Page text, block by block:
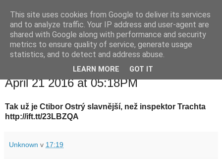
waldhans.cz
Kavárenský outdoor a alkoholizmus
April 21 2016 at 05:18PM
Tak už je Ctibor Ostrý slavnější, než inspektor Trachta
http://ift.tt/23LBZQA
Unknown v 17:19
This site uses cookies from Google to deliver its services
and to analyze traffic. Your IP address and user-agent are
shared with Google along with performance and security
metrics to ensure quality of service, generate usage
statistics, and to detect and address abuse.
LEARN MORE GOT IT